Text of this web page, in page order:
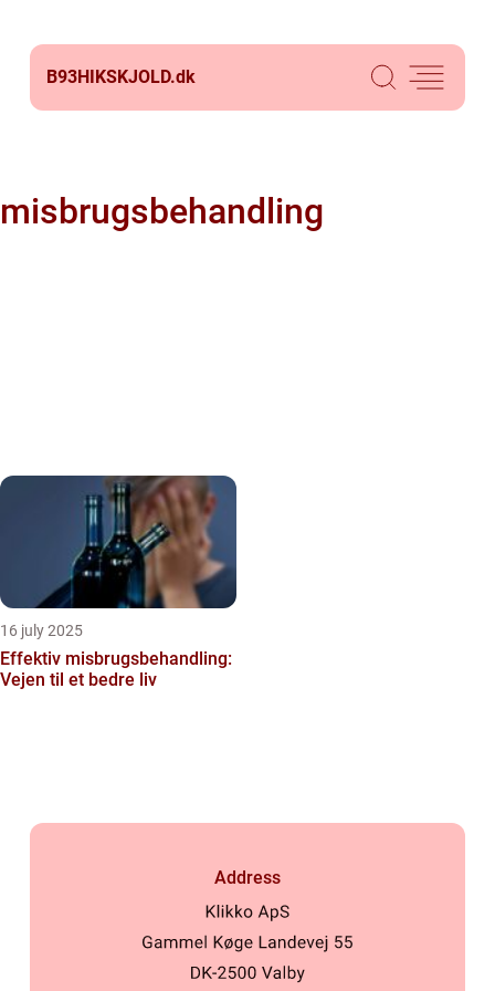
B93HIKSKJOLD.dk
misbrugsbehandling
16 july 2025
Effektiv misbrugsbehandling:
Vejen til et bedre liv
Address